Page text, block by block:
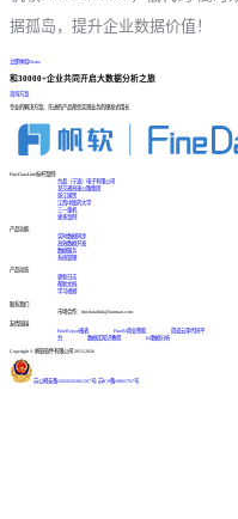
据孤岛，提升企业数据价值！
立即体验Demo
和30000+企业共同开启大数据分析之旅
咨询方案
专业的解决方案、先进的产品帮您实现业务的爆发式增长
FineDataLink标杆案例
台晶（宁波）电子有限公司
某交通高速公路集团
浙江国贸
江西中医药大学
三一重机
更多案例
产品功能
实时数据同步
高效数据开发
数据服务
系统管理
产品动态
更新日志
帮助文档
学习视频
联系我们
市场合作：finedatalink@fanruan.com
友情链接
FineReport报表
FineBI商业智能
简道云零代码平
台
数据库知识教程 BI数据分析
Copyright © 帆软软件有限公司 2015-2026
苏公网安备32020502001567号 苏ICP备18065767号